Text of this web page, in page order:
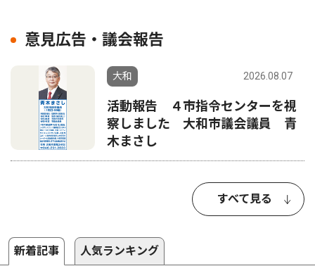
意見広告・議会報告
大和 2026.08.07
活動報告 ４市指令センターを視
察しました 大和市議会議員 青
木まさし
すべて見る
新着記事 人気ランキング